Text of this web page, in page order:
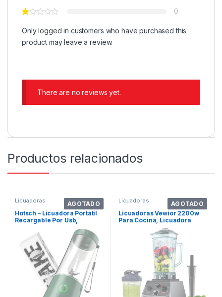
0
Only logged in customers who have purchased this
product may leave a review.
There are no reviews yet.
Productos relacionados
AGOTADO
Licuadoras
Hotsch – Licuadora Portátil
Recargable Por Usb,
AGOTADO
Licuadoras
Licuadoras Vewior 2200w
Para Cocina, Licuadora